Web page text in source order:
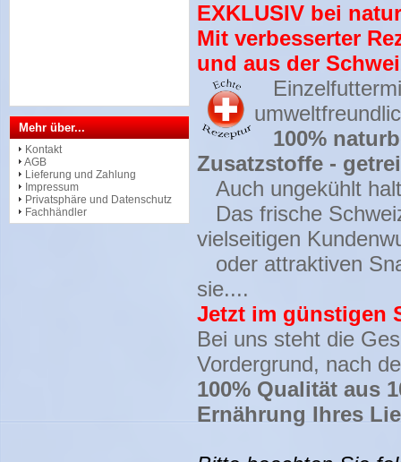
EXKLUSIV bei
Mit verbesserter
und aus der
100%
Zusatzstoffe -
Auch ungekühlt
Das frische
vielseitigen
oder attraktiven
sie....
Jetzt im günstigen
Bei uns steht die
Vordergrund, nach
100% Qualität aus
Ernährung Ihres
Mehr über...
Kontakt
AGB
Lieferung und Zahlung
Impressum
Privatsphäre und Datenschutz
Fachhändler